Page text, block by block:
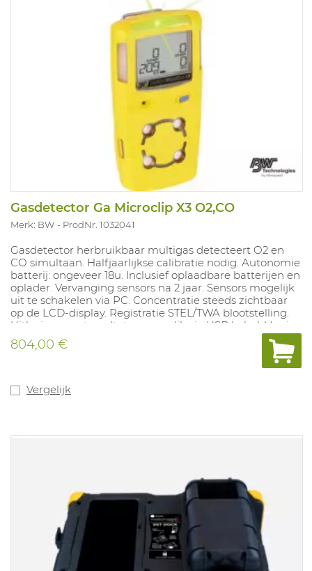
Gasdetector Ga Microclip X3 O2,CO
Merk: BW ProdNr. 1032041
Gasdetector herbruikbaar multigas detecteert O2 en
CO simultaan. Halfjaarlijkse calibratie nodig. Autonomie
batterij: ongeveer 18u. Inclusief oplaadbare batterijen en
oplader. Vervanging sensors na 2 jaar. Sensors mogelijk
uit te schakelen via PC. Concentratie steeds zichtbaar
op de LCD-display. Registratie STEL/TWA blootstelling.
Uitlezing meetresultaten mogeljk via USB kabel. Versies
met LEL sensor zijn standaard gecalibreerd op
methaan. Kruisgevoeligheden voor andere explosie
gevaarlijke stoffen niet in te stellen. Alarmwaarden: O2
II.
804,00 €
Vergelijk